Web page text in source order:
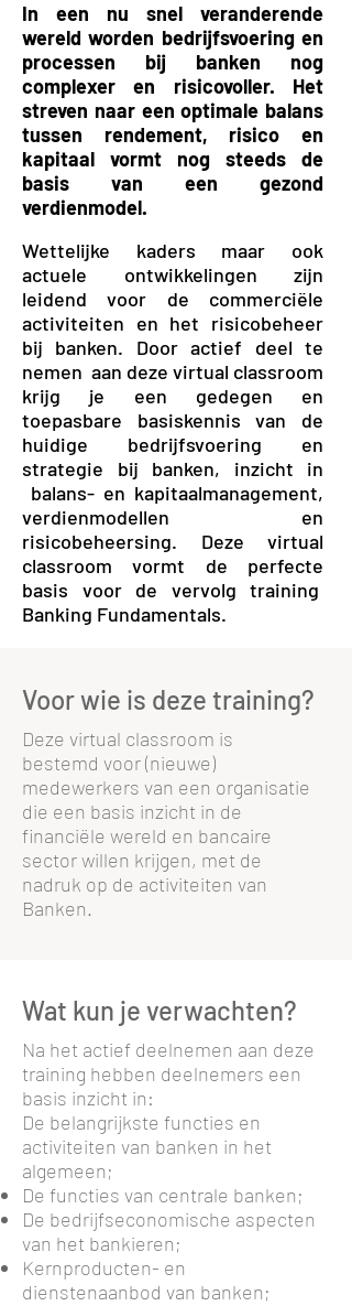
In een nu snel veranderende
wereld worden bedrijfsvoering en
processen bij banken nog
complexer en risicovoller. Het
streven naar een optimale balans
tussen rendement, risico en
kapitaal vormt nog steeds de
basis van een gezond
verdienmodel.
Wettelijke kaders maar ook
actuele ontwikkelingen zijn
leidend voor de commerciële
activiteiten en het risicobeheer
bij banken. Door actief deel te
nemen aan deze virtual classroom
krijg je een gedegen en
toepasbare basiskennis van de
huidige bedrijfsvoering en
strategie bij banken, inzicht in
balans- en kapitaalmanagement,
verdienmodellen en
risicobeheersing. Deze virtual
classroom vormt de perfecte
basis voor de vervolg training
Banking Fundamentals.
Voor wie is deze training?
Deze virtual classroom is
bestemd voor (nieuwe)
medewerkers van een organisatie
die een basis inzicht in de
financiële wereld en bancaire
sector willen krijgen, met de
nadruk op de activiteiten van
Banken.
Wat kun je verwachten?
Na het actief deelnemen aan deze
training hebben deelnemers een
basis inzicht in:
De belangrijkste functies en
activiteiten van banken in het
algemeen;
De functies van centrale banken;
De bedrijfseconomische aspecten
van het bankieren;
Kernproducten- en
dienstenaanbod van banken;